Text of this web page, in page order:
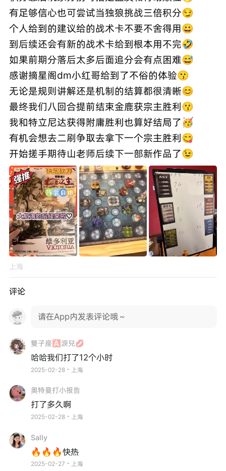
有足够信心也可尝试当独狼挑战三倍积分😏
个人给到的建议给的战术卡不要不舍得用😀
到后续还会有新的战术卡给到根本用不完🤣
如果前期分落后太多后面追分会有点困难😅
感谢摘星阁dm小红哥给到了不俗的体验😗
无论是规则讲解还是机制的结算都很清晰😊
最终我们八回合提前结束金鹿获宗主胜利😗
我和特立尼达获得附庸胜利也算好结局了🥳
有机会想去二刷争取去拿下一个宗主胜利😋
开始搓手期待山老师后续下一部新作品了😉
上海
评论
请在App内发表评论哦～
雙子座🅰淚兒💋
哈哈我们打了12个小时
2025-02-28・上海
奥特曼打小报告
打了多久啊
2025-02-28・上海
Sally
🔥🔥🔥快热
2025-02-27・上海